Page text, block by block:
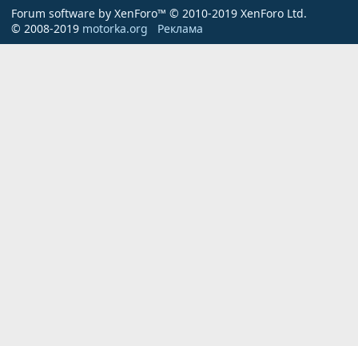
Forum software by XenForo™ © 2010-2019 XenForo Ltd.
© 2008-2019 motorka.org Реклама